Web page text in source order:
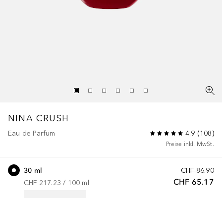
NINA CRUSH
Eau de Parfum 4.9 (108)
Preise inkl. MwSt.
CHF 86.90
CHF 65.17
30 ml
CHF 217.23 / 100 ml